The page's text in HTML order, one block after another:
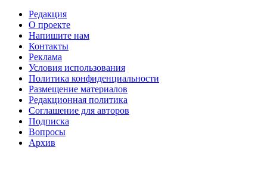
Редакция
О проекте
Напишите нам
Контакты
Реклама
Условия использования
Политика конфиденциальности
Размещение материалов
Редакционная политика
Соглашение для авторов
Подписка
Вопросы
Архив